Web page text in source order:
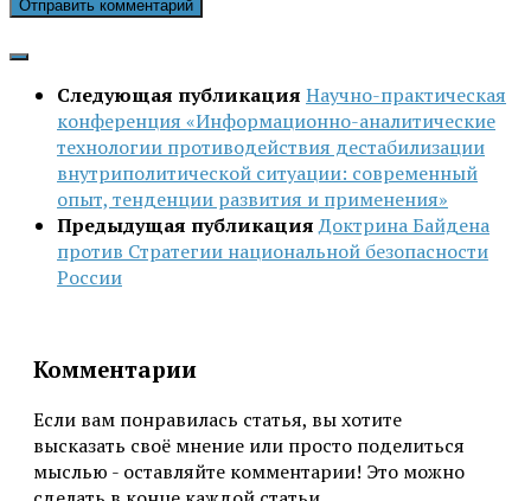
Следующая публикация Научно-практическая
конференция «Информационно-аналитические
технологии противодействия дестабилизации
внутриполитической ситуации: современный
опыт, тенденции развития и применения»
Предыдущая публикацияДоктрина Байдена
против Стратегии национальной безопасности
России
Комментарии
Если вам понравилась статья, вы хотите
высказать своё мнение или просто поделиться
мыслью - оставляйте комментарии! Это можно